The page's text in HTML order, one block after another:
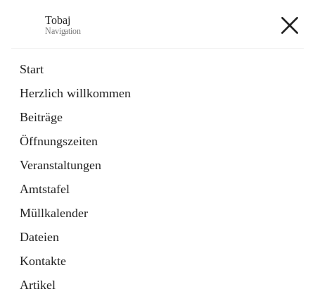
Tobaj
Navigation
Start
Herzlich willkommen
Beiträge
Öffnungszeiten
Veranstaltungen
Amtstafel
Müllkalender
Dateien
Kontakte
Artikel
Externe Webseite
in
Tab
Formulare
2 Schnellzugriffe